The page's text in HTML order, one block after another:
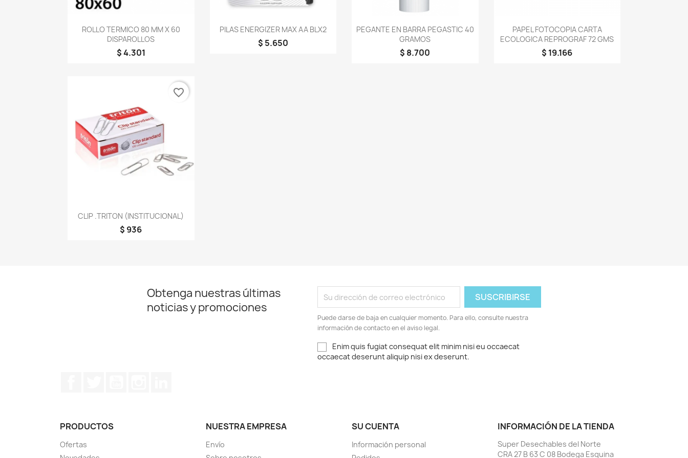
Vista rápida
ROLLO TERMICO 80 MM X 60
DISPAROLLOS
$ 4.301
Vista rápida
PILAS ENERGIZER MAX AA BLX2
$ 5.650
Vista rápida
PEGANTE EN BARRA PEGASTIC 40
GRAMOS
$ 8.700
Vista rápida
PAPEL FOTOCOPIA CARTA
ECOLOGICA REPROGRAF 72 GMS
$ 19.166
Vista rápida
CLIP .TRITON (INSTITUCIONAL)
$ 936
favorite_border
Obtenga nuestras últimas
noticias y promociones
Puede darse de baja en cualquier momento. Para ello, consulte nuestra
información de contacto en el aviso legal.
Enim quis fugiat consequat elit minim nisi eu occaecat
occaecat deserunt aliquip nisi ex deserunt.
PRODUCTOS
Ofertas
NUESTRA EMPRESA
Envío
SU CUENTA
Información personal
INFORMACIÓN DE LA TIENDA
Super Desechables del Norte
CRA 27 B 63 C 08 Bodega Esquina